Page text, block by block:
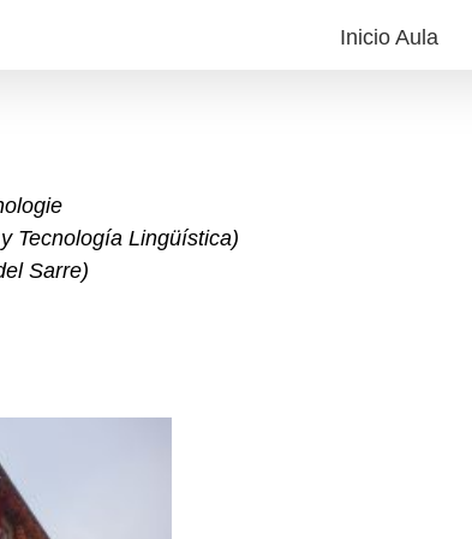
Inicio Aula
Tecnología Lingüística)
Sarre)